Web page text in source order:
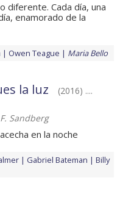
diferente. Cada día, una
enamorado de la
Owen Teague Maria Bello
la luz
(2016) ....
Sandberg
en la noche
Gabriel Bateman
Billy